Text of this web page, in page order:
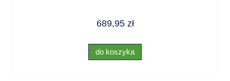
689,95 zł
do koszyka